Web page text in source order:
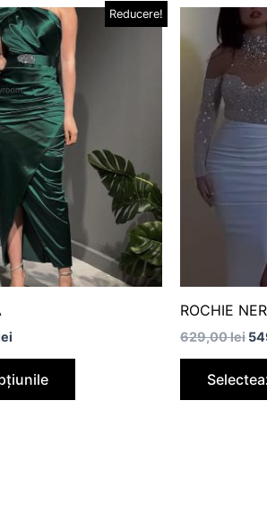
Reducere!
Prețul
curent
este:
169,00 lei.
Acest
produs
mai
variații.
Opțiunile
alese
în
pagina
ROCHIE
629,00lei
a